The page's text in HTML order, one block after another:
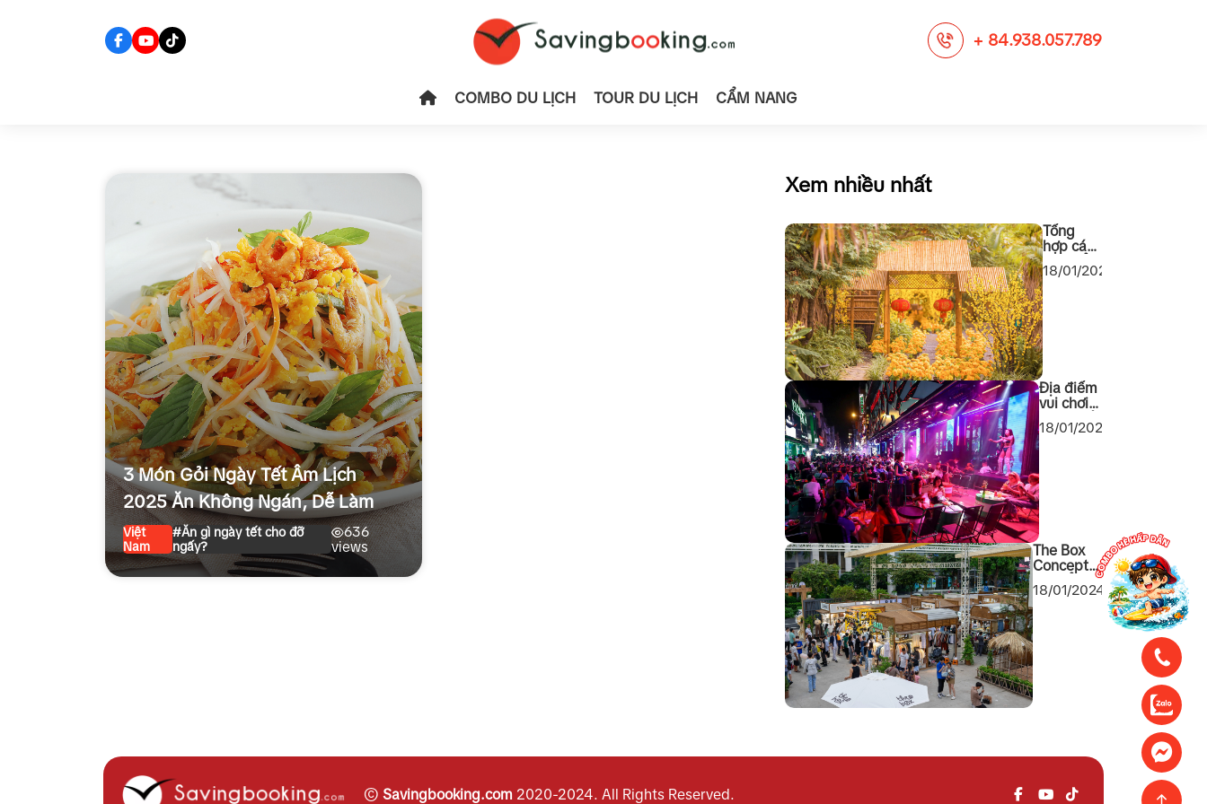
+ 84.938.057.789
COMBO DU LỊCH TOUR DU LỊCH CẨM NANG
3 Món Gỏi Ngày Tết Âm Lịch
2025 Ăn Không Ngán, Dễ Làm
Việt
Nam
#Ăn gì ngày tết cho đỡ
ngấy?
636
views
Xem nhiều nhất
Tổng
hợp các
chụp
18/01/2024
Địa điểm
vui chơi
đêm tại
18/01/2024
The Box
Concept
khu tổ hợp
mua sắm
cuối tuần
mới toanh
tại Quận 1
Sài Gòn
18/01/2024
© Savingbooking.com2020-2024. All Rights Reserved.